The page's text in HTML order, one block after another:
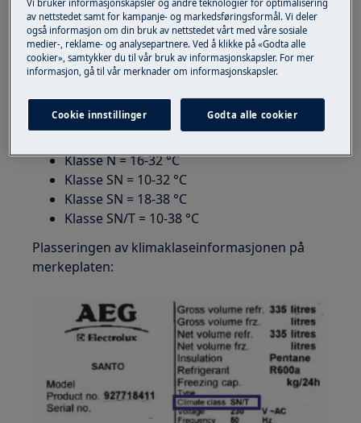
at omgivelsestemperaturen er for høy eller for
lav. Kontroller temperaturklassifiseringen på
produktets datamerke.
klasseprodukter innenfor et
omgivelsestemperaturområde fra 10 °C til 32 °C.
Klasse N = 16-32 °C
Klasse SN = 10-32 °C
Klasse SN = 18-38 °C
Klasse SN/T = 10-38 °C
Plasseringen av klimaklaseinformasjonen på
merkeplaten:
av nettstedet samt for kampanje- og markedsføringsformål. Vi deler
også informasjon om din bruk av nettstedet vårt med våre sosiale
medier-, reklame- og analysepartnere. Ved å klikke på «Godta alle
cookier», samtykker du til vår bruk av informasjonskapsler. For mer
informasjon, gå til vår merknader om informasjonskapsler.
Cookie innstillinger Godta alle cookier